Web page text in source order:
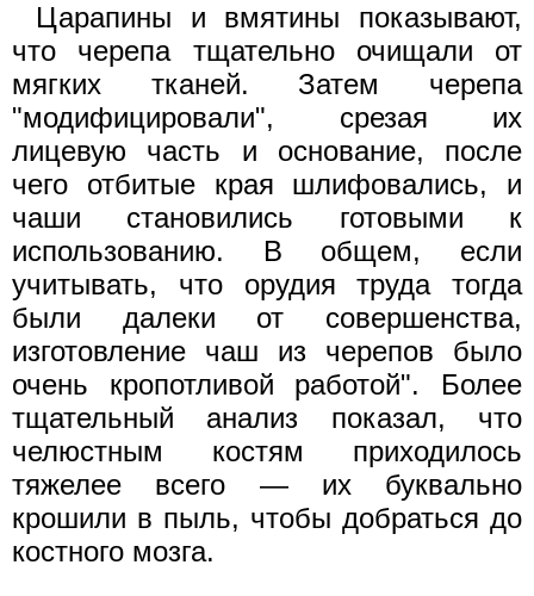
Царапины и вмятины показывают,
что черепа тщательно очищали от
мягких тканей. Затем черепа
"модифицировали", срезая их
лицевую часть и основание, после
чего отбитые края шлифовались, и
чаши становились готовыми к
использованию. В общем, если
учитывать, что орудия труда тогда
были далеки от совершенства,
изготовление чаш из черепов было
очень кропотливой работой". Более
тщательный анализ показал, что
челюстным костям приходилось
тяжелее всего — их буквально
крошили в пыль, чтобы добраться до
костного мозга.